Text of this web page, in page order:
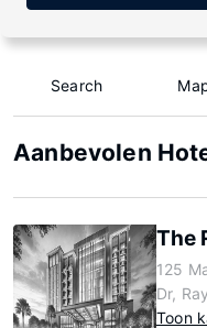
Search
Aanbevolen
The
125
Dr,
Toon